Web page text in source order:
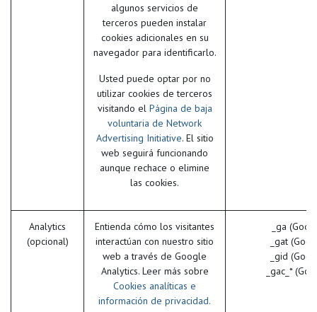
algunos servicios de
terceros pueden instalar
cookies adicionales en su
navegador para identificarlo.
Usted puede optar por no
utilizar cookies de terceros
visitando el Página de baja
voluntaria de Network
Advertising Initiative. El sitio
web seguirá funcionando
aunque rechace o elimine
las cookies.
Analytics
(opcional)
Entienda cómo los visitantes
interactúan con nuestro sitio
web a través de Google
Analytics. Leer más sobre
Cookies analíticas e
información de privacidad.
_ga
_gat
_gid
_gac_*